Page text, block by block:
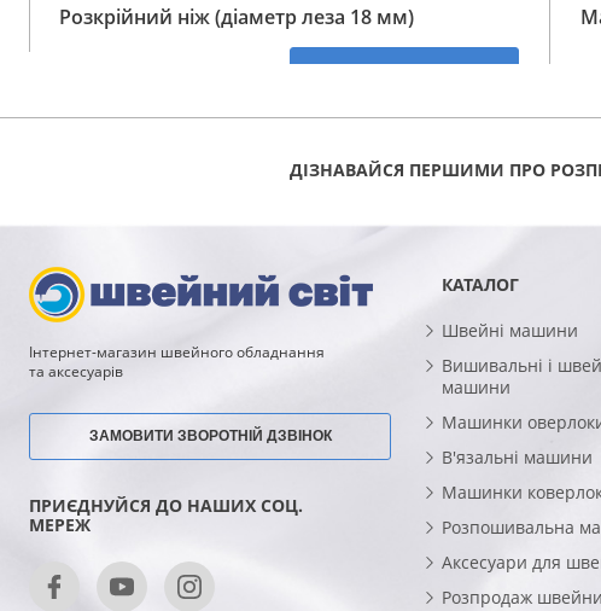
Розкрійний ніж (діаметр леза 18 мм)
КУПИТИ
ДІЗНАВАЙСЯ ПЕРШИМИ ПРО
Інтернет-магазин швейного обладнання
та аксесуарів
ЗАМОВИТИ ЗВОРОТНІЙ ДЗВІНОК
ПРИЄДНУЙСЯ ДО НАШИХ СОЦ.
МЕРЕЖ
КАТАЛОГ
Швейні машини
Вишивальні і
машини
Машинки
В'язальні машини
Машинки
Розпошивальна
Аксесуари для
Розпродаж